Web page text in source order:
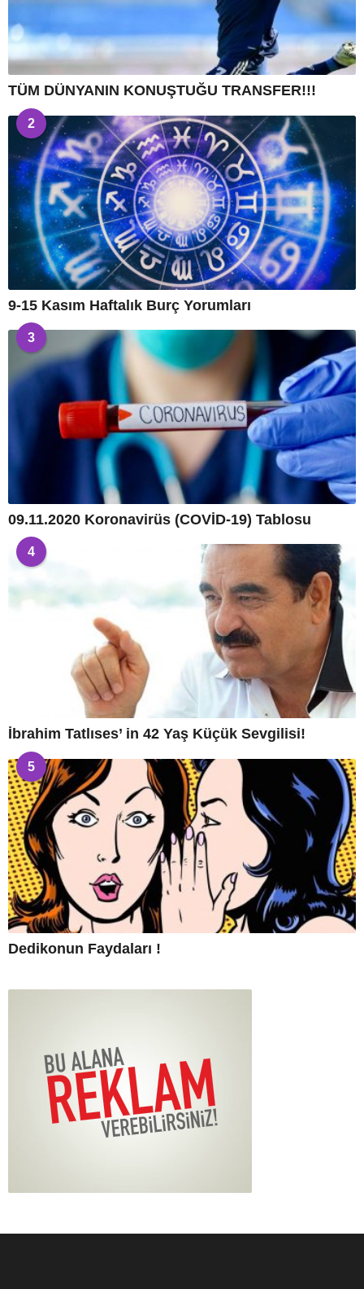
TÜM DÜNYANIN KONUŞTUĞU TRANSFER!!!
2
9-15 Kasım Haftalık Burç Yorumları
3
09.11.2020 Koronavirüs (COVİD-19) Tablosu
4
İbrahim Tatlıses’ in 42 Yaş Küçük Sevgilisi!
5
Dedikonun Faydaları !